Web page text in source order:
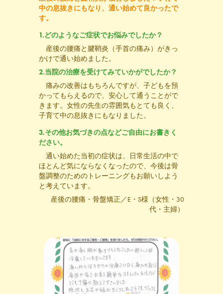
中の息抜きにもなり、通い始めて良かったで
す。
1.どのようなご症状でお悩みでしたか？
産後の腰痛と腱鞘炎（手首の痛み）がきっ
かけで通い始めました。
2.当院の治療を受けてみていかがでしたか？
痛みの改善はもちろんですが、子どもを預
かってもらえるので、安心して通うことがで
きます。女性の先生の雰囲気もとても良く、
子育て中の息抜きにもなりました。
3.その他お気づきの点などご自由にお書きく
ださい。
通い始めた当初の症状は、日常生活の中で
ほとんど気にならなくなったので、今後は骨
盤調整のためのトレーニングもお願いしよう
と考えています。
産後の腰痛・骨盤矯正／E・S様（女性・30
代・主婦）